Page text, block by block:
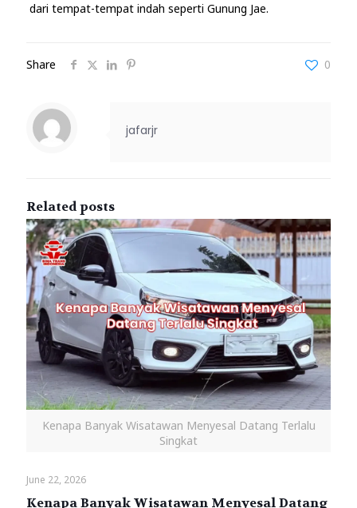
dari tempat-tempat indah seperti Gunung Jae.
Share 0
jafarjr
Related posts
Kenapa Banyak Wisatawan Menyesal Datang Terlalu
Singkat
June 22, 2026
Kenapa Banyak Wisatawan Menyesal Datang